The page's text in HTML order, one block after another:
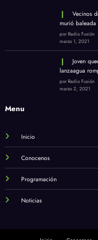
Vecinos
murió baleada
por Radio Fusión
marzo 1, 2021
Joven
lanzaagua
por Radio Fusión
marzo 2, 2021
Menu
Inicio
Conocenos
Programación
Noticias